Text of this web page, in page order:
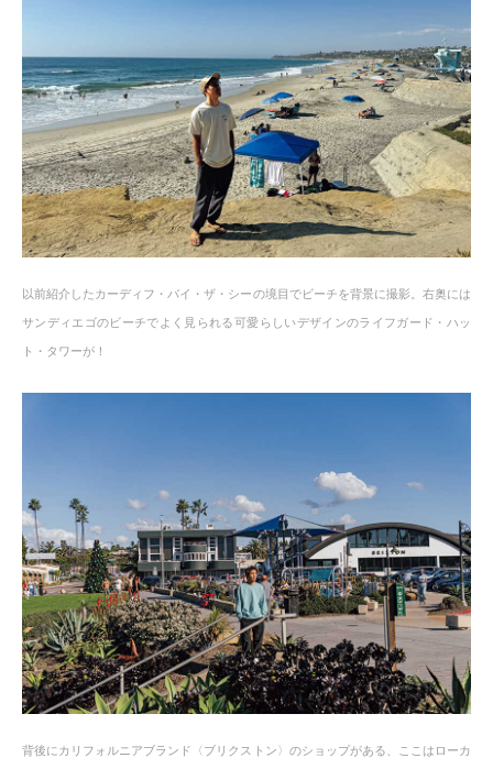
以前紹介したカーディフ・バイ・ザ・シーの境目でビーチを背景に撮影。右奥には
サンディエゴのビーチでよく見られる可愛らしいデザインのライフガード・ハッ
ト・タワーが！
背後にカリフォルニアブランド〈ブリクストン〉のショップがある、ここはローカ